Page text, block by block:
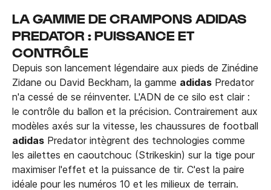
LA GAMME DE CRAMPONS ADIDAS
PREDATOR : PUISSANCE ET
CONTRÔLE
Depuis son lancement légendaire aux pieds de Zinédine
Zidane ou David Beckham, la gamme adidas Predator
n'a cessé de se réinventer. L'ADN de ce silo est clair :
le contrôle du ballon et la précision. Contrairement aux
modèles axés sur la vitesse, les chaussures de football
adidas Predator intègrent des technologies comme
les ailettes en caoutchouc (Strikeskin) sur la tige pour
maximiser l'effet et la puissance de tir. C'est la paire
idéale pour les numéros 10 et les milieux de terrain.